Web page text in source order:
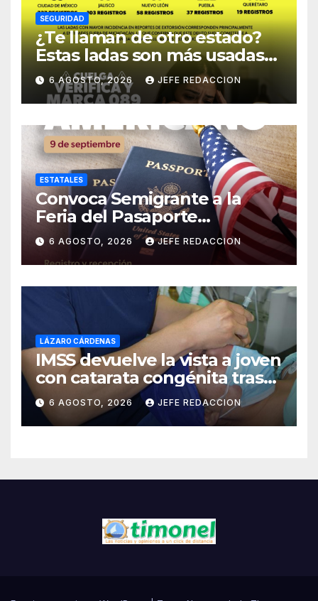
SEGURIDAD
¿Te llaman de otro estado?
Estas ladas son más usadas
para extorsionar en
Michoacán
6 AGOSTO, 2026 JEFE REDACCION
ESTATALES
Convoca Semigrante a la
Feria del Pasaporte
Estadounidense 2026
6 AGOSTO, 2026 JEFE REDACCION
LÁZARO CÁRDENAS
IMSS devuelve la vista a joven
con catarata congénita tras
23 años de limitación visual
6 AGOSTO, 2026 JEFE REDACCION